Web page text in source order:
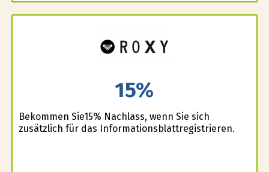
15%
Bekommen Sie15% Nachlass, wenn Sie sich
zusätzlich für das Informationsblattregistrieren.